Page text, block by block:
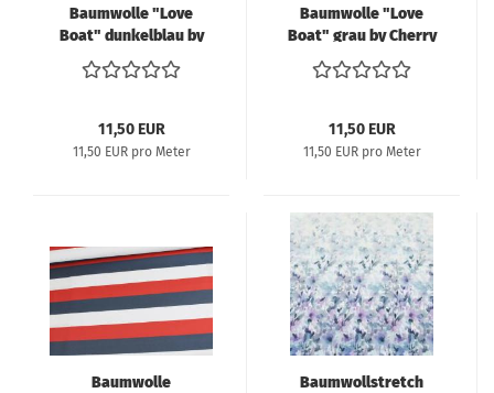
Baumwolle "Love
Boat" dunkelblau by
Cherry Picking
11,50 EUR
11,50 EUR pro Meter
Baumwolle "Love
Boat" grau by Cherry
Picking
11,50 EUR
11,50 EUR pro Meter
Baumwolle
Baumwollstretch